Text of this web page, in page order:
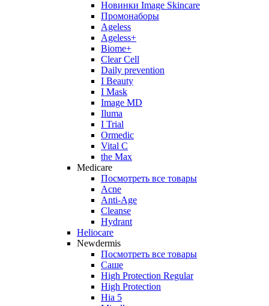
Новинки Image Skincare
Промонаборы
Ageless
Ageless+
Biome+
Clear Cell
Daily prevention
I Beauty
I Mask
Image MD
Iluma
I Trial
Ormedic
Vital C
the Max
Medicare
Посмотреть все товары
Acne
Anti‑Age
Cleanse
Hydrant
Heliocare
Newdermis
Посмотреть все товары
Саше
High Protection Regular
High Protection
Hia 5